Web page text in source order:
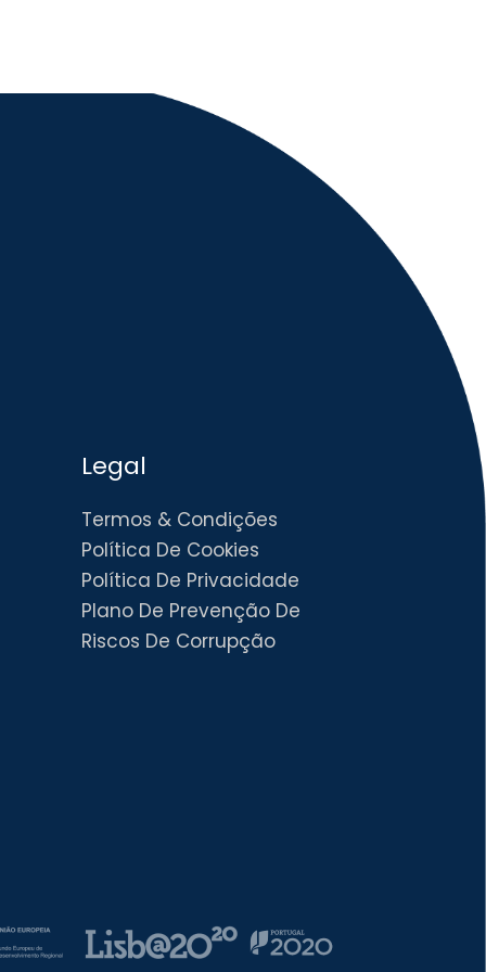
Legal
Termos & Condições
Política De Cookies
Política De Privacidade
Plano De Prevenção De
Riscos De Corrupção